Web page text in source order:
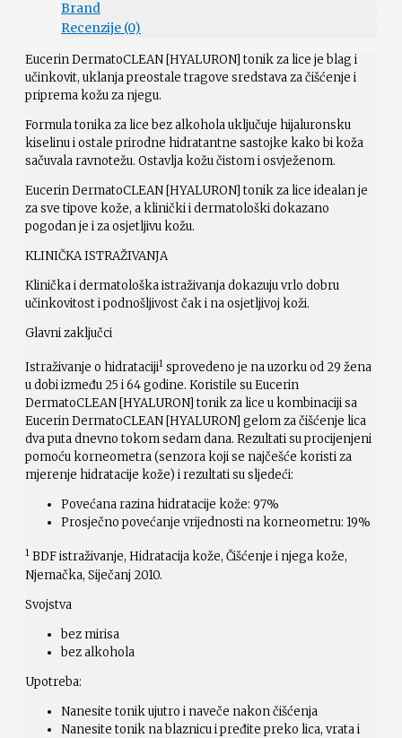
Brand
Recenzije (0)
Eucerin DermatoCLEAN [HYALURON] tonik za lice je blag i
učinkovit, uklanja preostale tragove sredstava za čišćenje i
priprema kožu za njegu.
Formula tonika za lice bez alkohola uključuje hijaluronsku
kiselinu i ostale prirodne hidratantne sastojke kako bi koža
sačuvala ravnotežu. Ostavlja kožu čistom i osvježenom.
Eucerin DermatoCLEAN [HYALURON] tonik za lice idealan je
za sve tipove kože, a klinički i dermatološki dokazano
pogodan je i za osjetljivu kožu.
KLINIČKA ISTRAŽIVANJA
Klinička i dermatološka istraživanja dokazuju vrlo dobru
učinkovitost i podnošljivost čak i na osjetljivoj koži.
Glavni zaključci
Istraživanje o hidrataciji1 sprovedeno je na uzorku od 29 žena
u dobi između 25 i 64 godine. Koristile su Eucerin
DermatoCLEAN [HYALURON] tonik za lice u kombinaciji sa
Eucerin DermatoCLEAN [HYALURON] gelom za čišćenje lica
dva puta dnevno tokom sedam dana. Rezultati su procijenjeni
pomoću korneometra (senzora koji se najčešće koristi za
mjerenje hidratacije kože) i rezultati su sljedeći:
Povećana razina hidratacije kože: 97%
Prosječno povećanje vrijednosti na korneometru: 19%
1 BDF istraživanje, Hidratacija kože, Čišćenje i njega kože,
Njemačka, Siječanj 2010.
Svojstva
bez mirisa
bez alkohola
Upotreba:
Nanesite tonik ujutro i naveče nakon čišćenja
Nanesite tonik na blaznicu i pređite preko lica, vrata i